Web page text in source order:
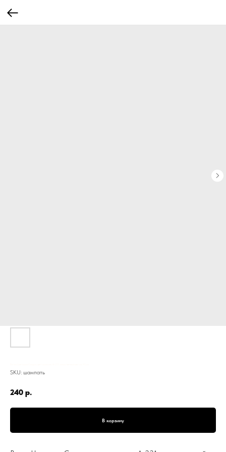
SKU: шампать
240 р.
В корзину